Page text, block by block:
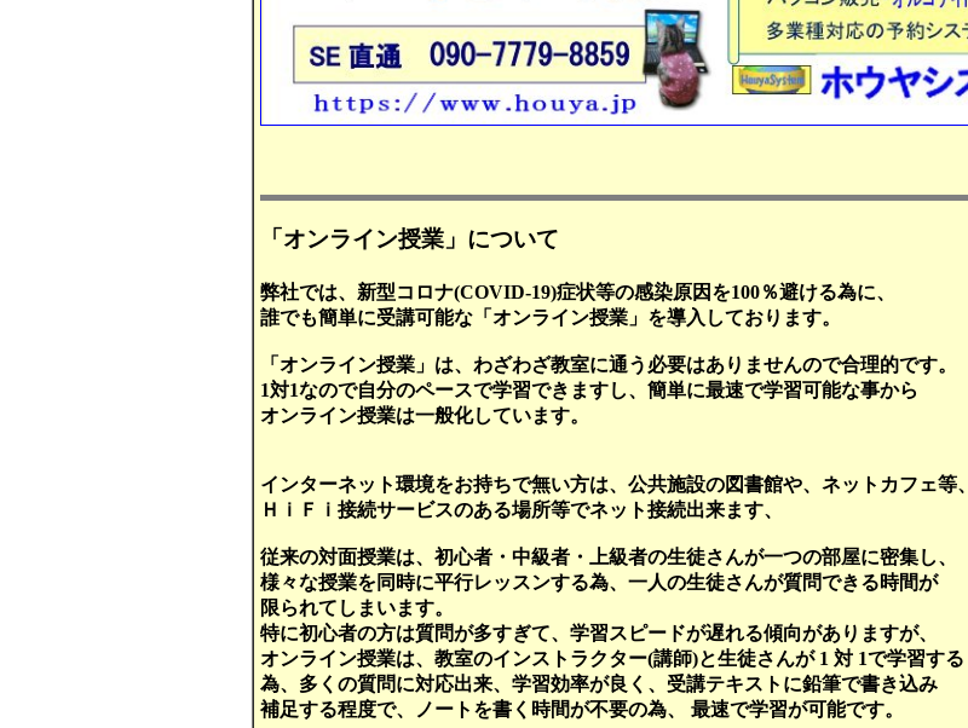
「オンライン授業」について
弊社では、新型コロナ(COVID-19)症状等の感染原因を100％避ける為に、
誰でも簡単に受講可能な「オンライン授業」を導入しております。
「オンライン授業」は、わざわざ教室に通う必要はありませんので合理的です。
1対1なので自分のペースで学習できますし、簡単に最速で学習可能な事から
オンライン授業は一般化しています。
インターネット環境をお持ちで無い方は、公共施設の図書館や、ネットカフェ等、
ＨｉＦｉ接続サービスのある場所等でネット接続出来ます、
従来の対面授業は、初心者・中級者・上級者の生徒さんが一つの部屋に密集し、
様々な授業を同時に平行レッスンする為、一人の生徒さんが質問できる時間が
限られてしまいます。
特に初心者の方は質問が多すぎて、学習スピードが遅れる傾向がありますが、
オンライン授業は、教室のインストラクター(講師)と生徒さんが 1 対 1で学習する
為、多くの質問に対応出来、学習効率が良く、受講テキストに鉛筆で書き込み
補足する程度で、ノートを書く時間が不要の為、 最速で学習が可能です。